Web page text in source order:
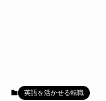
英語を活かせる転職